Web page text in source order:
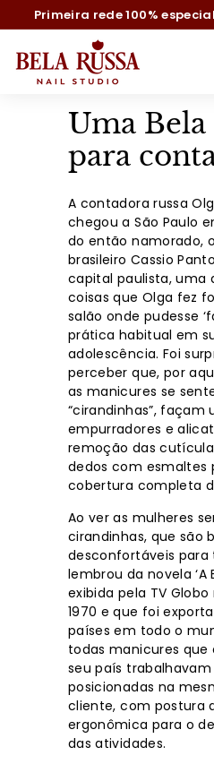
para
Conteúdo
Primeira rede 100%
B
e
Uma
para
A contadora russa
chegou a São Paulo
do então namorado,
brasileiro Cassio
capital paulista, uma
coisas que Olga fez
salão onde pudesse
prática habitual em
adolescência. Foi
perceber que, por
as manicures se
“cirandinhas”, façam
empurradores e
remoção das
dedos com esmaltes
cobertura completa
Ao ver as mulheres
cirandinhas, que são
desconfortáveis para
lembrou da novela ‘A
exibida pela TV
1970 e que foi
países em todo o
todas manicures
seu país
posicionadas na
cliente, com postura
ergonômica para o
das atividades.